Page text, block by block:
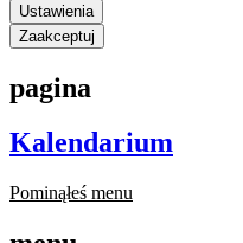
Ustawienia
Zaakceptuj
pagina
Kalendarium
Pominąłeś menu